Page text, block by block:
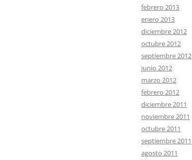
febrero 2013
enero 2013
diciembre 2012
octubre 2012
septiembre 2012
junio 2012
marzo 2012
febrero 2012
diciembre 2011
noviembre 2011
octubre 2011
septiembre 2011
agosto 2011